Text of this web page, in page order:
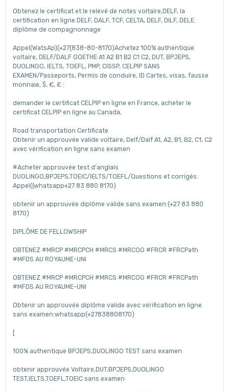
Obtenez le certificat et le relevé de notes voltaire,DELF, la
certification en ligne DELF, DALF, TCF, CELTA, DELF, DILF, DELE.
diplôme de compagnonnage
Appel(WatsAp)(+27(838-80-8170)Achetez 100% authentique
voltaire, DELF/DALF GOETHE A1 A2 B1 B2 C1 C2, DUT, BPJEPS,
DUOLINGO, IELTS, TOEFL, PMP, CISSP, CELPIP SANS
EXAMEN/Passeports, Permis de conduire, ID Cartes, visas, fausse
monnaie, $, €, £ :
demander le certificat CELPIP en ligne en France, acheter le
certificat CELPIP en ligne au Canada,
Road transportation Certificate
Obtenir un approuvée valide voltaire, Delf/Dalf A1, A2, B1, B2, C1, C2
avec vérification en ligne sans examen
#Acheter approuvée test d'anglais
DUOLINGO,BPJEPS,TOEIC/IELTS/TOEFL/Questions et corrigés:
Appel((whatsapp+27 83 880 8170)
obtenir un approuvée diplôme valide sans examen:(+27 83 880
8170)
DIPLÔME DE FELLOWSHIP
OBTENEZ #MRCP #MRCPCH #MRCS #MRCOG #FRCR #FRCPath
#MFDS AU ROYAUME-UNI
OBTENEZ #MRCP #MRCPCH #MRCS #MRCOG #FRCR #FRCPath
#MFDS AU ROYAUME-UNI
Obtenir un approuvée diplôme valide avec vérification en ligne
sans examen:whatsapp(+27838808170)
100% authentique BPJEPS,DUOLINGO TEST sans examen
obtenir approuvée Voltaire,DUT,BPJEPS,DUOLINGO
TEST,IELTS,TOEFL,TOEIC sans examen